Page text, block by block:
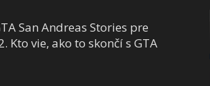
San Andreas Stories pre
Kto vie, ako to skončí s GTA